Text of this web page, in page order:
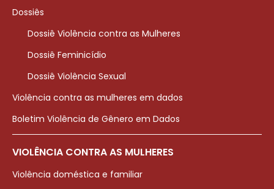
Dossiês
Dossiê Violência contra as Mulheres
Dossiê Feminicídio
Dossiê Violência Sexual
Violência contra as mulheres em dados
Boletim Violência de Gênero em Dados
VIOLÊNCIA CONTRA AS MULHERES
Violência doméstica e familiar